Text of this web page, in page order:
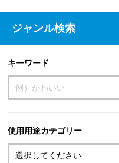
ジャンル検索
キーワード
使用用途カテゴリー